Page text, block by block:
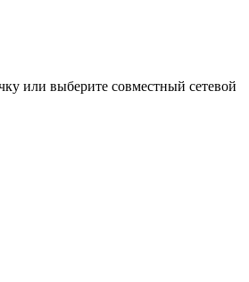
или выберите совместный сетевой